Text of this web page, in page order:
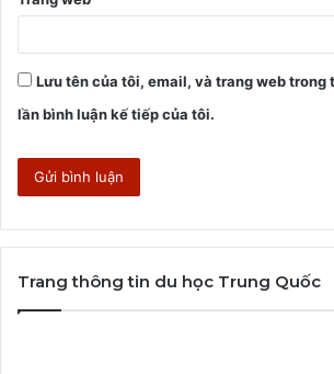
Lưu tên của tôi, email, và trang web trong
lần bình luận kế tiếp của tôi.
Trang thông tin du học Trung Quốc